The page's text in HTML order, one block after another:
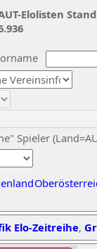
Spieler
Elolisten
Elo-Zeitreihe,